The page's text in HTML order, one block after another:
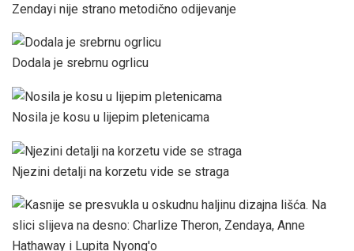
Zendayi nije strano metodično odijevanje
Dodala je srebrnu ogrlicu
Nosila je kosu u lijepim pletenicama
Njezini detalji na korzetu vide se straga